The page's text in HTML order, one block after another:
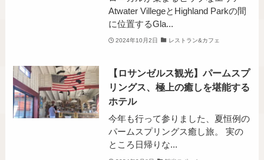
Atwater VillegeとHighland Parkの間
に位置するGla...
2024年10月2日 レストラン&カフェ
【ロサンゼルス観光】パームスプ
リングス、極上の癒しを堪能する
ホテル
今年も行って参りました、夏恒例の
パームスプリングス癒し旅。 実の
ところ日帰りな...